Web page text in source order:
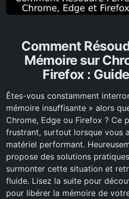
Comment
Mémoire sur
Firefox :
Êtes-vous constamment
mémoire insuffisante » alors
Chrome, Edge ou Firefox ? Ce
frustrant, surtout lorsque vous
matériel performant.
propose des solutions
surmonter cette situation et
fluide. Lisez la suite pour
pour libérer la mémoire de